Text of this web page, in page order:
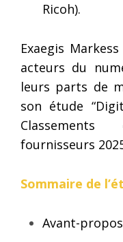
Ricoh).
Exaegis
acteurs du
leurs parts de
son étude
fournisseurs
Sommaire de
Avant-propos